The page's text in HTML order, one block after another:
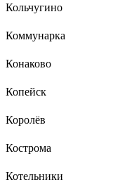
Кольчугино
Коммунарка
Конаково
Копейск
Королёв
Кострома
Котельники